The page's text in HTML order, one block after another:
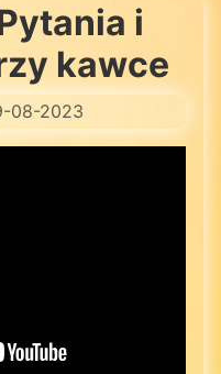
i
kawce
08-2023